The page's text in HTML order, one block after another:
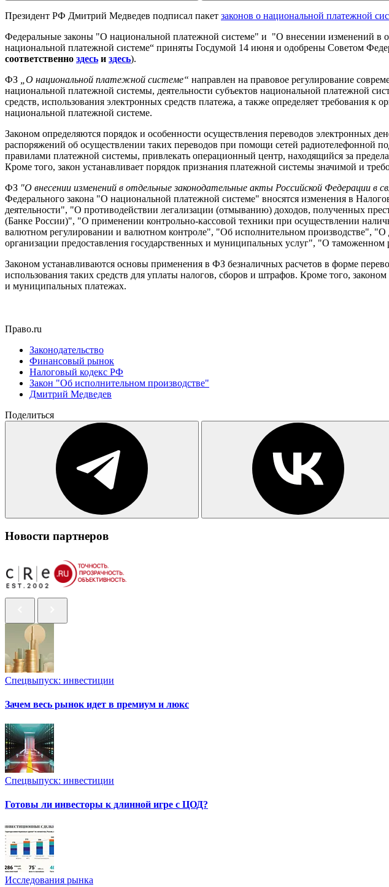
Президент РФ Дмитрий Медведев подписал пакет законов о национальной платежной
Федеральные законы "О национальной платежной системе" и "О внесении изменений в
национальной платежной системе“ приняты Госдумой 14 июня и одобрены Советом
соответственно здесь и здесь).
ФЗ
„О национальной платежной системе“ направлен на правовое регулирование
национальной платежной системы, деятельности субъектов национальной платежной
средств, использования электронных средств платежа, а также определяет
национальной платежной системе.
Законом определяются порядок и особенности осуществления переводов электронных
распоряжений об осуществлении таких переводов при помощи сетей радиотелефонной
правилами платежной системы, привлекать операционный центр, находящийся за
Кроме того, закон устанавливает порядок признания платежной системы значимой и
ФЗ "О внесении изменений в отдельные законодательные акты Российской Федерации
Федерального закона "О национальной платежной системе" вносятся изменения в
деятельности", "О противодействии легализации (отмыванию) доходов, полученных
(Банке России)", "О применении контрольно-кассовой техники при осуществлении
валютном регулировании и валютном контроле", "Об исполнительном производстве",
организации предоставления государственных и муниципальных услуг", "О
Законом устанавливаются основы применения в ФЗ безналичных расчетов в форме
использования таких средств для уплаты налогов, сборов и штрафов. Кроме того,
и муниципальных платежах.
Право.ru
Законодательство
Финансовый рынок
Налоговый кодекс РФ
Закон "Об исполнительном производстве"
Дмитрий Медведев
Поделиться
Новости партнеров
Спецвыпуск: инвестиции
Зачем весь рынок идет в премиум и люкс
Спецвыпуск: инвестиции
Готовы ли инвесторы к длинной игре с ЦОД?
Исследования рынка